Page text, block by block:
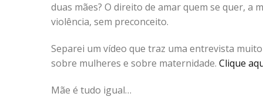
duas mães? O direito de amar quem se quer, a
violência, sem preconceito.
Separei um vídeo que traz uma entrevista
sobre mulheres e sobre maternidade. Clique
Mãe é tudo igual…